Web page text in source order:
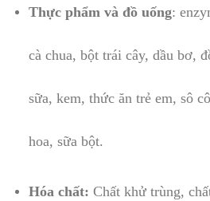
Thực phẩm và đồ uống:
cà chua, bột trái cây, dầu bơ,
sữa, kem, thức ăn trẻ em, sô
hoa, sữa bột.
Hóa chất: Chất khử trùng,